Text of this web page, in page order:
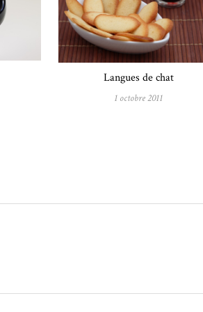
Langues de chat
1 octobre 2011